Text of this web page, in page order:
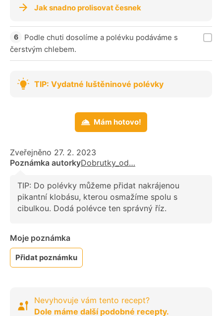
Jak snadno prolisovat česnek
Podle chuti dosolíme a polévku podáváme s
čerstvým chlebem.
TIP: Vydatné luštěninové polévky
Mám hotovo!
Zveřejněno 27. 2. 2023
Poznámka autorkyDobrutky_od…
TIP: Do polévky můžeme přidat nakrájenou
pikantní klobásu, kterou osmažíme spolu s
cibulkou. Dodá polévce ten správný říz.
Moje poznámka
Přidat poznámku
Nevyhovuje vám tento recept?
Dole máme další podobné recepty.